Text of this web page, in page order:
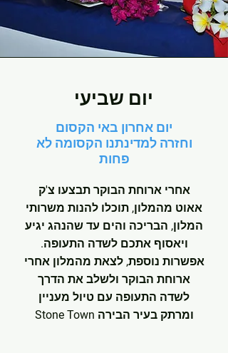
יום שביעי
יום אחרון באי הקסום
וחזרה למדינתנו הקסומה לא
פחות
אחרי ארוחת הבוקר תבצעו צ'ק
אאוט מהמלון, תוכלו להנות משרותי
המלון, הבריכה והים עד שהנהג יגיע
ויאסוף אתכם לשדה התעופה.
אפשרות נוספת, לצאת מהמלון אחרי
ארוחת הבוקר ולשלב את הדרך
לשדה התעופה עם טיול מעניין
ומרתק בעיר הבירה Stone Town